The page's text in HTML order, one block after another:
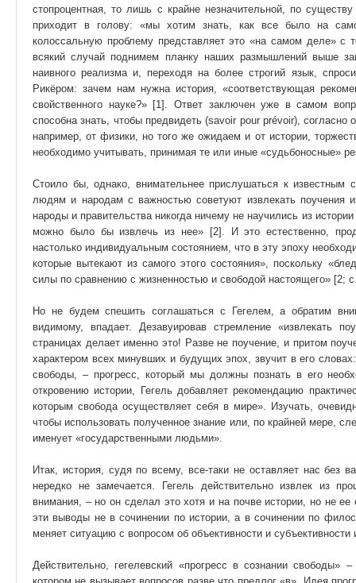
стопроцентная, то лишь с крайне незначительной, по
приходит в голову: «мы хотим знать, как все было на
колоссальную проблему представляет это «на самом деле» с
всякий случай поднимем планку наших размышлений выше
наивного реализма и, переходя на более строгий язык,
Рикёром: зачем нам нужна история, «соответствующая
свойственного науке?» [1]. Ответ заключен уже в самом
способна знать, чтобы предвидеть (savoir pour prévoir),
например, от физики, но того же ожидаем и от истории,
необходимо учитывать, принимая те или иные «судьбоносные»
Стоило бы, однако, внимательнее прислушаться к известным
людям и народам с важностью советуют извлекать поучения
народы и правительства никогда ничему не научились из
можно было бы извлечь из нее» [2]. И это естественно,
настолько индивидуальным состоянием, что в эту эпоху
которые вытекают из самого этого состояния», поскольку
силы по сравнению с жизненностью и свободой настоящего» [2;
Но не будем спешить соглашаться с Гегелем, а обратим
видимому, впадает. Дезавуировав стремление «извлекать
страницах делает именно это! Разве не поучение, и притом
характером всех минувших и будущих эпох, звучит в его
свободы, – прогресс, который мы должны познать в его
откровению истории, Гегель добавляет рекомендацию
которым свобода осуществляет себя в мире». Изучать,
чтобы использовать полученное знание или, по крайней мере,
именует «государственными людьми».
Итак, история, судя по всему, все-таки не оставляет нас без
нередко не замечается. Гегель действительно извлек из
внимания, – но он сделал это хотя и на почве истории, но не
эти выводы не в сочинении по истории, а в сочинении по
меняет ситуацию с вопросом об объективности и субъективности
Действительно, гегелевский «прогресс в сознании свободы»